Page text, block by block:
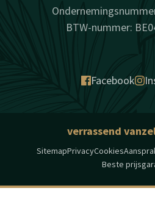
BTW-nummer:
Facebook
verrassend
SitemapPrivacyCookies
Beste